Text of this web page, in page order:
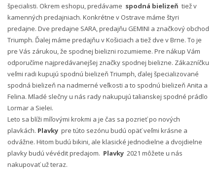
špecialisti. Okrem eshopu, predávame spodná bielizeň tiež v
kamenných predajniach. Konkrétne v Ostrave máme štyri
predajne. Dve predajne SARA, predajňu GEMINI a značkový obchod
Triumph. Ďalej máme predajňu v Košiciach a tiež dve v Brne. To je
pre Vás zárukou, že spodnej bielizni rozumieme. Pre nákup Vám
odporučíme najpredávanejšej značky spodnej bielizne. Zákazníčku
veľmi radi kupujú spodnú bielizeň Triumph, ďalej špecializované
spodná bielizeň na nadmerné veľkosti a to spodnú bielizeň Anita a
Felina. Mladé slečny u nás rady nakupujú talianskej spodné prádlo
Lormar a Sielei.
Leto sa blíži míľovými krokmi a je čas sa pozrieť po nových
plavkách. Plavky pre túto sezónu budú opäť veľmi krásne a
odvážne. Hitom budú bikini, ale klasické jednodielne a dvojdielne
plavky budú vévédit predajom. Plavky 2021 môžete u nás
nakupovať už teraz.